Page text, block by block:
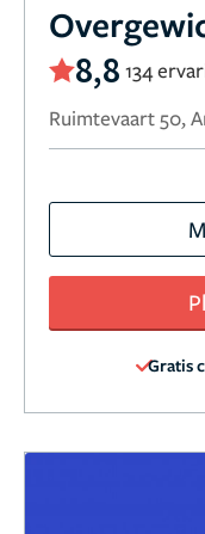
8,8 134
Ruimtevaart 50,
Gratis